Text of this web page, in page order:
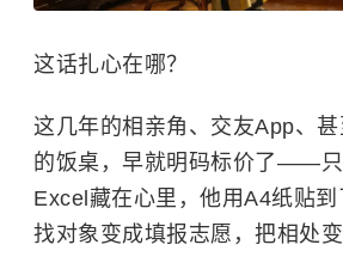
这话扎心在哪？
这几年的相亲角、交友App、
的饭桌，早就明码标价了——只
Excel藏在心里，他用A4纸贴
找对象变成填报志愿，把相处